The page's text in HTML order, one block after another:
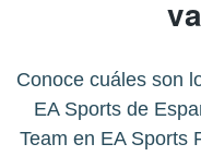
Conoce cuáles son
EA Sports de
Team en EA Sports